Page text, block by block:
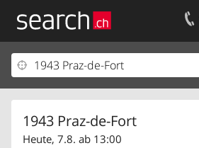
1943 Praz-de-Fort
Heute, 7.8. ab 13:00
Ihr Eintrag
Kundencenter Geschäftskunden